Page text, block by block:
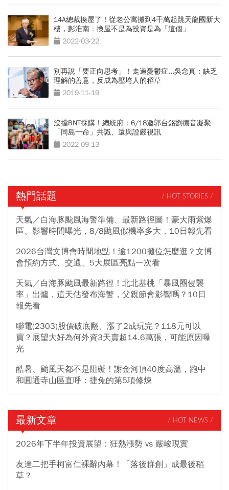
14A總裁換屋了！從老公寓搬到4千萬起跳天龍國新大
樓，彭淮南：換屋不是為投資是為「這個」
2022-03-22
別再說「要正向思考」！走過憂鬱症...吳念真：缺乏
理解的善意，反成為壓垮人的稻草
2019-11-19
沒擋BNT採購！總統府：6/18邀郭台銘劉德音凝聚
「同島一命」共識、還與證嚴視訊
2022-09-13
熱門話題 / HOT STORIES /
天氣／白海豚颱風海警準備、最新路徑圖！豪大雨紫爆
區、影響時間曝光，8/8颱風假機率多大，10日報先看
2026台灣文博會時間地點！逾1200攤位怎麼逛？文博
會預約方式、交通、5大展區亮點一次看
天氣／白海豚颱風最新路徑！北北基桃「暴風圈侵襲
率」出爐，這天估發布海警，父親節會影響嗎？10日
報先看
聯電(2303)股價破底翻、漲了2成玩完？118元可以
買？展望大好為何外資3天賣超14.6萬張，可能原因曝
光
酷暑、颱風天都不是阻礙！謝金河頂40度高溫，跑中
和圓通寺山區直呼：捷兔的第5項修煉
最新文章 / HOT NEWS /
2026年下半年投資展望：狂熱漲勢 vs 嚴峻現實
友達二把手柯富仁裸辭內幕！「落後群創」成最後稻
草？